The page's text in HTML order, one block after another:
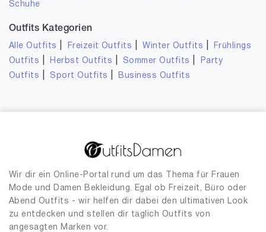
Schuhe
Outfits Kategorien
Alle Outfits Freizeit Outfits |Winter Outfits
Frühlings
Outfits
Herbst Outfits Sommer Outfits
Party
Outfits
Sport Outfits Business Outfits
Wir dir ein Online-Portal rund um das Thema für Frauen
Mode und Damen Bekleidung. Egal ob Freizeit, Büro oder
Abend Outfits - wir helfen dir dabei den ultimativen Look
zu entdecken und stellen dir täglich Outfits von
angesagten Marken vor.